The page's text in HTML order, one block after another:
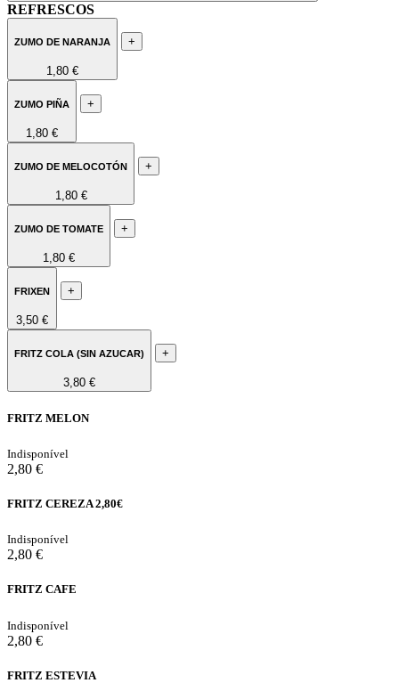
REFRESCOS
ZUMO DE NARANJA
1,80 €
+
ZUMO PIÑA
1,80 €
+
ZUMO DE MELOCOTÓN
1,80 €
+
ZUMO DE TOMATE
1,80 €
+
FRIXEN
3,50 €
+
FRITZ COLA (SIN AZUCAR)
3,80 €
+
FRITZ MELON
Indisponível
2,80 €
FRITZ CEREZA 2,80€
Indisponível
2,80 €
FRITZ CAFE
Indisponível
2,80 €
FRITZ ESTEVIA